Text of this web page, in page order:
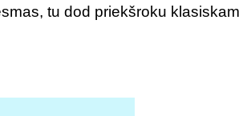
tu dod priekšroku klasiskam